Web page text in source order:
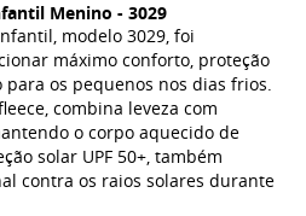
Menino - 3029
modelo 3029, foi
máximo conforto, proteção
os pequenos nos dias frios.
combina leveza com
o corpo aquecido de
solar UPF 50+, também
contra os raios solares durante